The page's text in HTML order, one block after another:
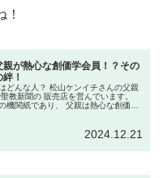
が熱心な創価学会員！？その
！
どんな人？ 松山ケンイチさんの父親
教新聞の 販売店を営んでいます。
機関紙であり、 父親は熱心な創価学
2024.12.21